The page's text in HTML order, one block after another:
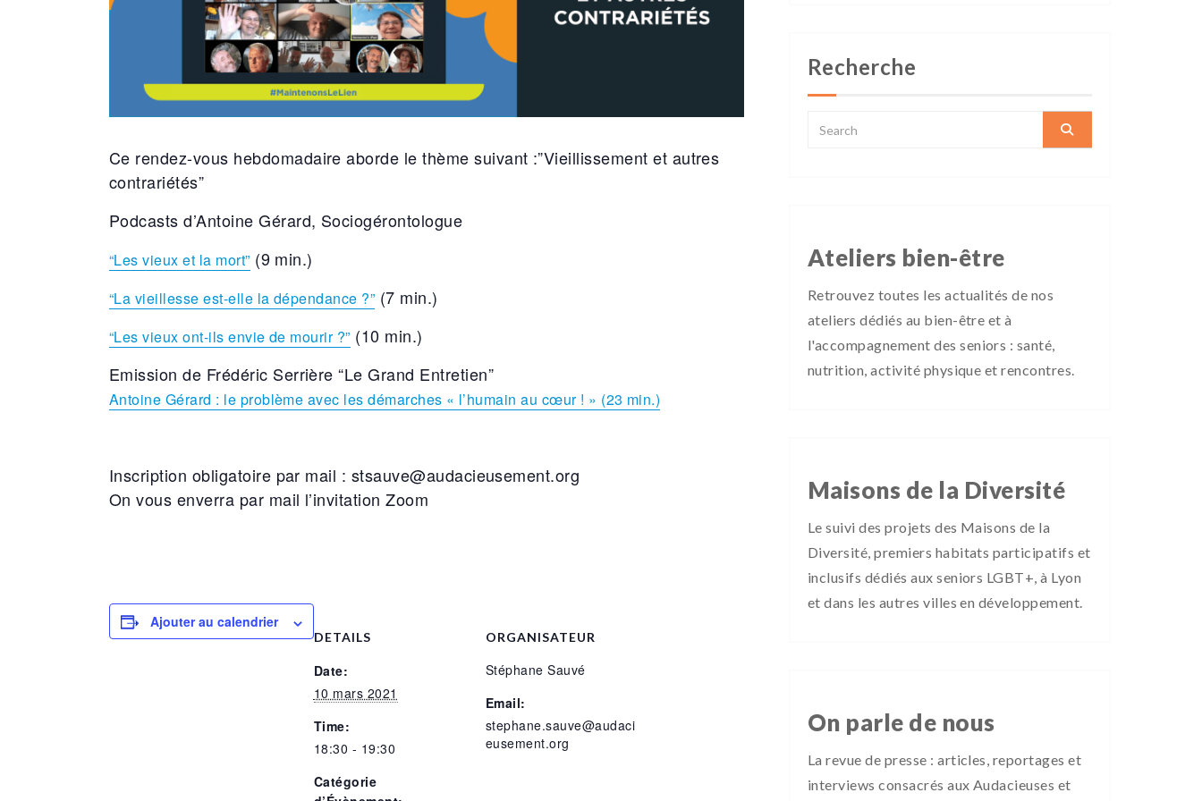
Ce rendez-vous hebdomadaire aborde le thème suivant :”Vieillissement et autres
contrariétés”
Podcasts d’Antoine Gérard, Sociogérontologue
“Les vieux et la mort” (9 min.)
“La vieillesse est-elle la dépendance ?” (7 min.)
“Les vieux ont-ils envie de mourir ?” (10 min.)
Emission de Frédéric Serrière “Le Grand Entretien”
Antoine Gérard : le problème avec les démarches « l’humain au cœur ! » (23 min.)
Inscription obligatoire par mail : stsauve@audacieusement.org
On vous enverra par mail l’invitation Zoom
Ajouter au calendrier
DETAILS
Date:
10 mars 2021
Time:
18:30 - 19:30
Catégorie
ORGANISATEUR
Stéphane Sauvé
Email:
stephane.sauve@audaci
eusement.org
Recherche
Ateliers bien-être
Retrouvez toutes les actualités de nos
ateliers dédiés au bien-être et à
l'accompagnement des seniors : santé,
nutrition, activité physique et rencontres.
Maisons de la Diversité
Le suivi des projets des Maisons de la
Diversité, premiers habitats participatifs et
inclusifs dédiés aux seniors LGBT+, à Lyon
et dans les autres villes en développement.
On parle de nous
La revue de presse : articles, reportages et
interviews consacrés aux Audacieuses et